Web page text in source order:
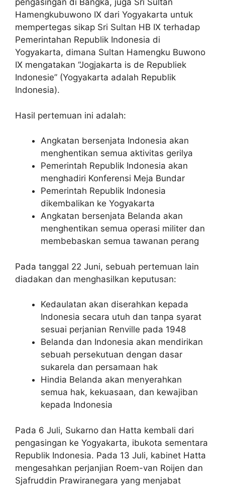
pengasingan di Bangka, juga Sri Sultan
Hamengkubuwono IX dari Yogyakarta untuk
mempertegas sikap Sri Sultan HB IX terhadap
Pemerintahan Republik Indonesia di
Yogyakarta, dimana Sultan Hamengku Buwono
IX mengatakan “Jogjakarta is de Republiek
Indonesie” (Yogyakarta adalah Republik
Indonesia).
Hasil pertemuan ini adalah:
Angkatan bersenjata Indonesia akan
menghentikan semua aktivitas gerilya
Pemerintah Republik Indonesia akan
menghadiri Konferensi Meja Bundar
Pemerintah Republik Indonesia
dikembalikan ke Yogyakarta
Angkatan bersenjata Belanda akan
menghentikan semua operasi militer dan
membebaskan semua tawanan perang
Pada tanggal 22 Juni, sebuah pertemuan lain
diadakan dan menghasilkan keputusan:
Kedaulatan akan diserahkan kepada
Indonesia secara utuh dan tanpa syarat
sesuai perjanian Renville pada 1948
Belanda dan Indonesia akan mendirikan
sebuah persekutuan dengan dasar
sukarela dan persamaan hak
Hindia Belanda akan menyerahkan
semua hak, kekuasaan, dan kewajiban
kepada Indonesia
Pada 6 Juli, Sukarno dan Hatta kembali dari
pengasingan ke Yogyakarta, ibukota sementara
Republik Indonesia. Pada 13 Juli, kabinet Hatta
mengesahkan perjanjian Roem-van Roijen dan
Sjafruddin Prawiranegara yang menjabat